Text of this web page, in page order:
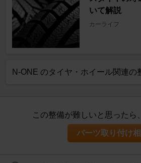
いて解説
カーライフ
N-ONE のタイヤ・ホイール関連の
この整備が難しいと思ったら
パーツ取り付け